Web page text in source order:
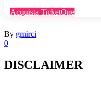
Acquista TicketOne
By gmirci
0
DISCLAIMER